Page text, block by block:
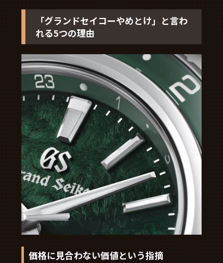
「グランドセイコーやめとけ」と言わ
れる5つの理由
価格に見合わない価値という指摘